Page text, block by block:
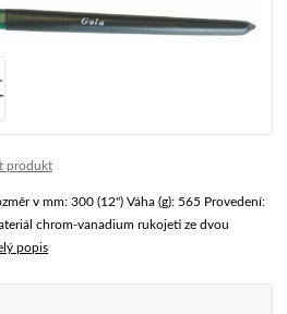
produkt
v mm: 300 (12") Váha (g): 565 Provedení:
chrom-vanadium rukojeti ze dvou
popis